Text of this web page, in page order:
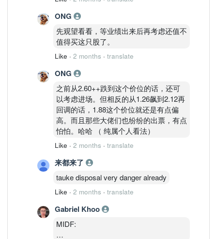
ONG
先观望看看，等业绩出来后再考虑还值不
值得买这只股了。
Like · 2 months · translate
ONG
之前从2.60++跌到这个价位的话，还可
以考虑进场。但相反的从1.26飙到2.12再
回调的话，1.88这个价位就还是有点偏
高。而且那些大佬们也纷纷的出票，有点
怕怕。哈哈 （ 纯属个人看法）
Like · 2 months · translate
来都来了
tauke disposal very danger already
Like · 2 months · translate
Gabriel Khoo
MIDF: